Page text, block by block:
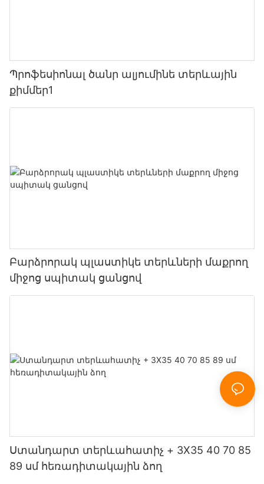
Պրոֆեսիոնալ ծանր ալյումինե տերևային
քիմմեր1
Բարձրորակ պլաստիկե տերևների մաքրող
միջոց սպիտակ ցանցով
Ստանդարտ տերևահատիչ + 3X35 40 70 85
89 սմ հեռադիտակային ձող